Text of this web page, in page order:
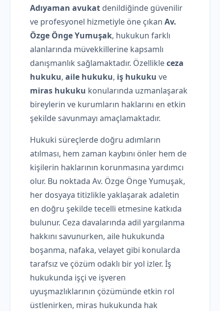
Adıyaman avukat denildiğinde güvenilir
ve profesyonel hizmetiyle öne çıkan Av.
Özge Önge Yumuşak, hukukun farklı
alanlarında müvekkillerine kapsamlı
danışmanlık sağlamaktadır. Özellikleceza
hukuku, aile hukuku, iş hukuku ve
miras hukuku konularında uzmanlaşarak
bireylerin ve kurumların haklarını en etkin
şekilde savunmayı amaçlamaktadır.
Hukuki süreçlerde doğru adımların
atılması, hem zaman kaybını önler hem de
kişilerin haklarının korunmasına yardımcı
olur. Bu noktada Av. Özge Önge Yumuşak,
her dosyaya titizlikle yaklaşarak adaletin
en doğru şekilde tecelli etmesine katkıda
bulunur. Ceza davalarında adil yargılanma
hakkını savunurken, aile hukukunda
boşanma, nafaka, velayet gibi konularda
tarafsız ve çözüm odaklı bir yol izler. İş
hukukunda işçi ve işveren
uyuşmazlıklarının çözümünde etkin rol
üstlenirken, miras hukukunda hak